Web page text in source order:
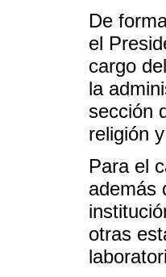
De
el
cargo
la
sección
religión
Para el
además
otras